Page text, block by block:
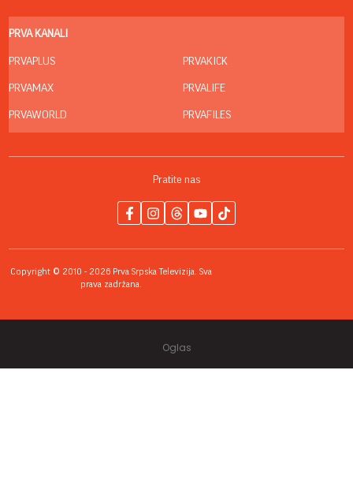
PRVA KANALI
PRVAPLUS
PRVAMAX
PRVAWORLD
PRVAKICK
PRVALIFE
PRVAFILES
Pratite nas
Copyright © 2010 - 2026 Prva Srpska Televizija. Sva
prava zadržana.